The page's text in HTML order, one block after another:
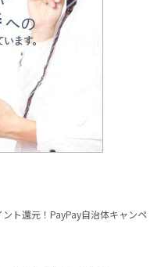
ント還元！PayPay自治体キャンペ